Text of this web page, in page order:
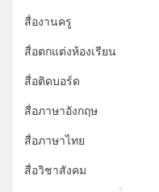
สื่องานครู
สื่อตกแต่งห้องเรียน
สื่อติดบอร์ด
สื่อภาษาอังกฤษ
สื่อภาษาไทย
สื่อวิชาสังคม